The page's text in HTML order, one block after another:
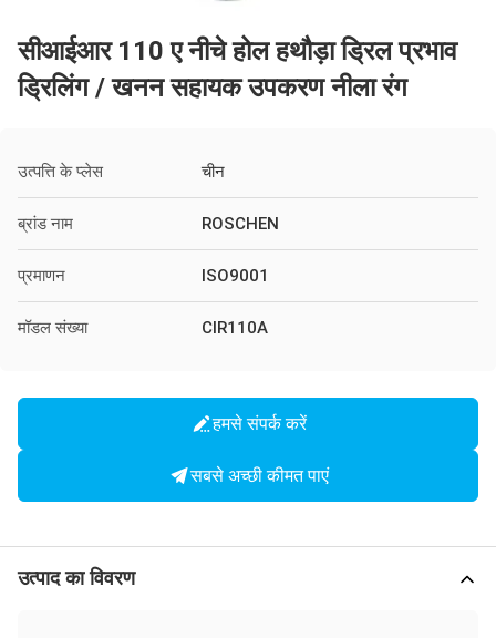
सीआईआर 110 ए नीचे होल हथौड़ा ड्रिल प्रभाव
ड्रिलिंग / खनन सहायक उपकरण नीला रंग
उत्पत्ति के प्लेस चीन
ब्रांड नाम ROSCHEN
प्रमाणन ISO9001
मॉडल संख्या CIR110A
हमसे संपर्क करें
सबसे अच्छी कीमत पाएं
उत्पाद का विवरण